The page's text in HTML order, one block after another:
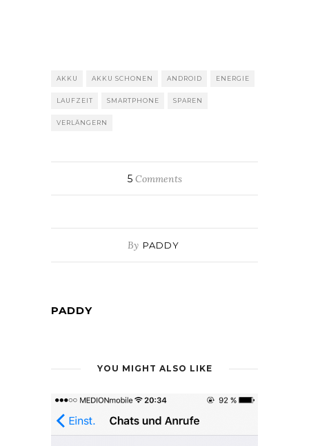
AKKU AKKU SCHONEN ANDROID ENERGIE
LAUFZEIT SMARTPHONE SPAREN
VERLÄNGERN
5Comments
By PADDY
PADDY
YOU MIGHT ALSO LIKE